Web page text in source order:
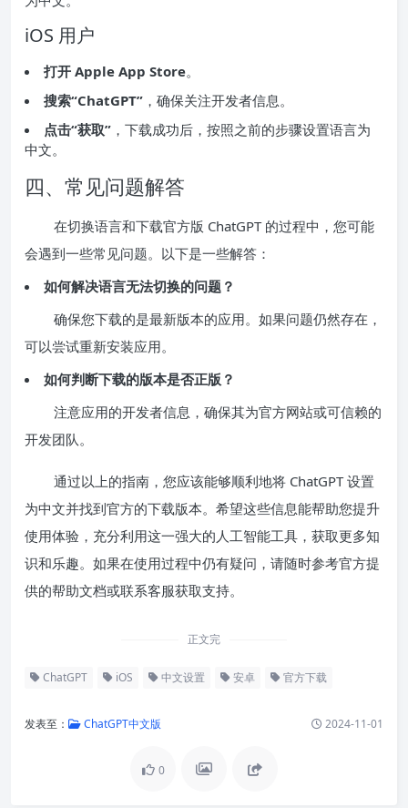
iOS 用户
打开 Apple App Store。
搜索“ChatGPT” ，确保关注开发者信息。
点击“获取” ，下载成功后，按照之前的步骤设置语言为
中文。
四、常见问题解答
在切换语言和下载官方版 ChatGPT 的过程中，您可能
会遇到一些常见问题。以下是一些解答：
如何解决语言无法切换的问题？
确保您下载的是最新版本的应用。如果问题仍然存在，
可以尝试重新安装应用。
如何判断下载的版本是否正版？
注意应用的开发者信息，确保其为官方网站或可信赖的
开发团队。
通过以上的指南，您应该能够顺利地将 ChatGPT 设置
为中文并找到官方的下载版本。希望这些信息能帮助您提升
使用体验，充分利用这一强大的人工智能工具，获取更多知
识和乐趣。如果在使用过程中仍有疑问，请随时参考官方提
供的帮助文档或联系客服获取支持。
正文完
ChatGPT iOS 中文设置 安卓 官方下载
发表至： ChatGPT中文版 2024-11-01
0